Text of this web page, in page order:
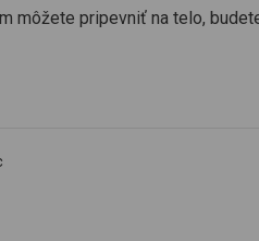
môžete pripevniť na telo,